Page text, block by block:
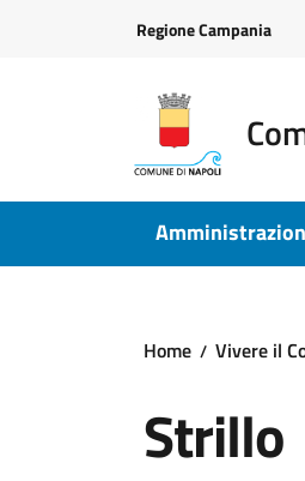
Regione Campania
Home Vivere il
Strillo